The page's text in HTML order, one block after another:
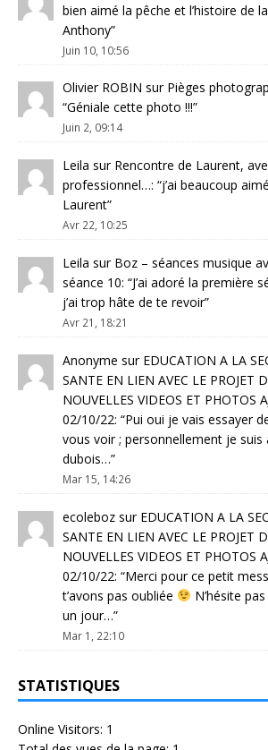
bien aimé la pêche et l’histoire de
Anthony”
Juin 10, 10:56
Olivier ROBIN sur Pièges
“Géniale cette photo !!!”
Juin 2, 09:14
Leila sur Rencontre de Laurent,
professionnel…: “j’ai beaucoup
Laurent”
Avr 22, 10:25
Leila sur Boz – séances musique
séance 10: “J’ai adoré la première
j’ai trop hâte de te revoir”
Avr 21, 18:21
Anonyme sur EDUCATION A LA
SANTE EN LIEN AVEC LE PROJET
NOUVELLES VIDEOS ET PHOTOS
02/10/22: “Pui oui je vais essayer
vous voir ; personnellement je suis
dubois…”
Mar 15, 14:26
ecoleboz sur EDUCATION A LA
SANTE EN LIEN AVEC LE PROJET
NOUVELLES VIDEOS ET PHOTOS
02/10/22: “Merci pour ce petit
t’avons pas oubliée
N’hésite
un jour…”
Mar 1, 22:10
STATISTIQUES
Online Visitors: 1